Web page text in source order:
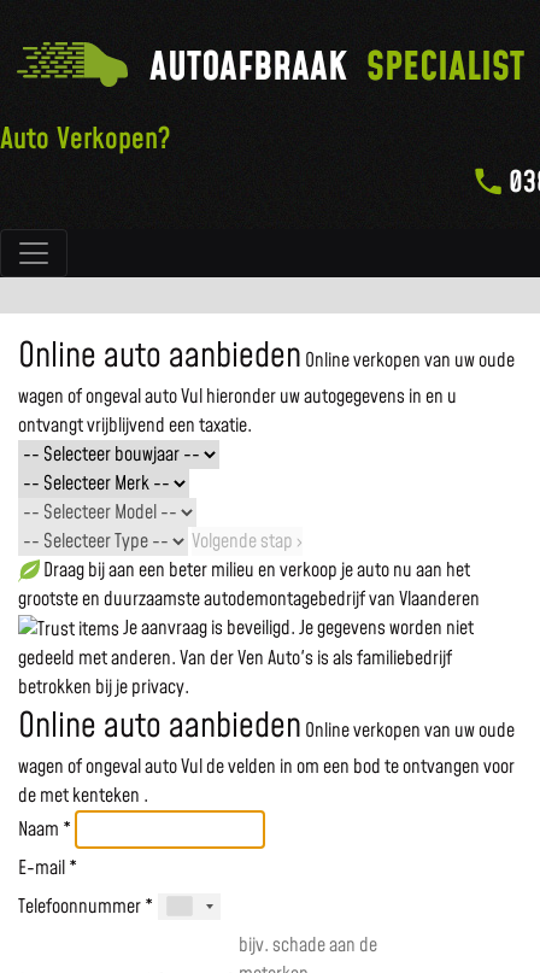
Hoofdnavigatie
AUTOAFBRAAK SPECIALIST
Auto Verkopen?
Online auto aanbieden Online verkopen van uw oude
wagen of ongeval autoVul hieronder uw autogegevens in en u
ontvangt vrijblijvend een taxatie.
Volgende stap ›
Draag bij aan een beter milieu en verkoop je auto nu aan het
grootste en duurzaamste autodemontagebedrijf van Vlaanderen
Je aanvraag is beveiligd. Je gegevens worden niet
gedeeld met anderen. Van der Ven Auto's is als familiebedrijf
betrokken bij je privacy.
Online auto aanbieden Online verkopen van uw oude
wagen of ongeval autoVul de velden in om een bod te ontvangen voor
demet kenteken .
Naam *
E-mail *
Telefoonnummer *